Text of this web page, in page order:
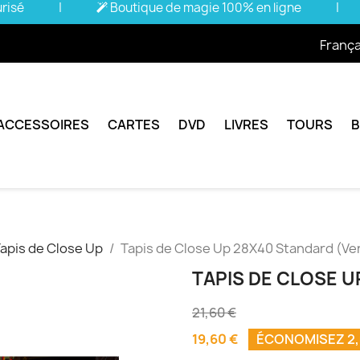
| Boutique de magie 100% en ligne |
CARTES DVD LIVRES TOURS
de Close Up Tapis de Close Up 28X40 Standard
TAPIS DE CLOSE
21,60 €
19,60 €
ÉCONOMISEZ